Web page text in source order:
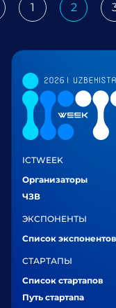
1 2
ICTWEEK
Организаторы
ЧЗВ
ЭКСПОНЕНТЫ
Список экспонентов
СТАРТАПЫ
Список стартапов
Путь стартапа